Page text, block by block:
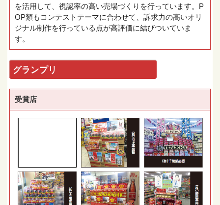
を活用して、視認率の高い売場づくりを行っています。P
OP類もコンテストテーマに合わせて、訴求力の高いオリ
ジナル制作を行っている点が高評価に結びついていま
す。
グランプリ
受賞店